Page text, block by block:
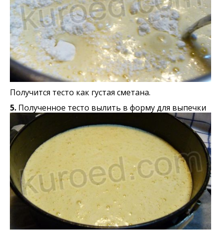
Получится тесто как густая сметана.
5. Полученное тесто вылить в форму для выпечки